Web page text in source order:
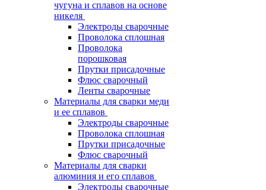
чугуна и сплавов на основе
никеля
Электроды сварочные
Проволока сплошная
Проволока
порошковая
Прутки присадочные
Флюс сварочный
Ленты сварочные
Материалы для сварки меди
и ее сплавов
Электроды сварочные
Проволока сплошная
Прутки присадочные
Флюс сварочный
Материалы для сварки
алюминия и его сплавов
Электроды сварочные